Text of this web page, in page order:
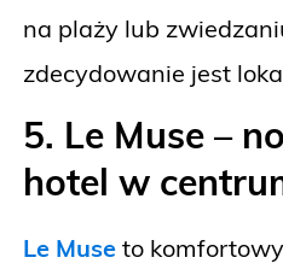
na plaży lub
zdecydowanie jest
5. Le Muse –
hotel w
Le Muse to